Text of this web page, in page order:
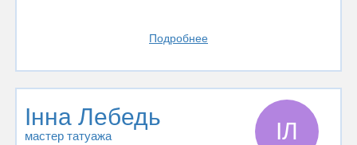
Подробнее
Інна Лебедь
мастер татуажа ІЛ